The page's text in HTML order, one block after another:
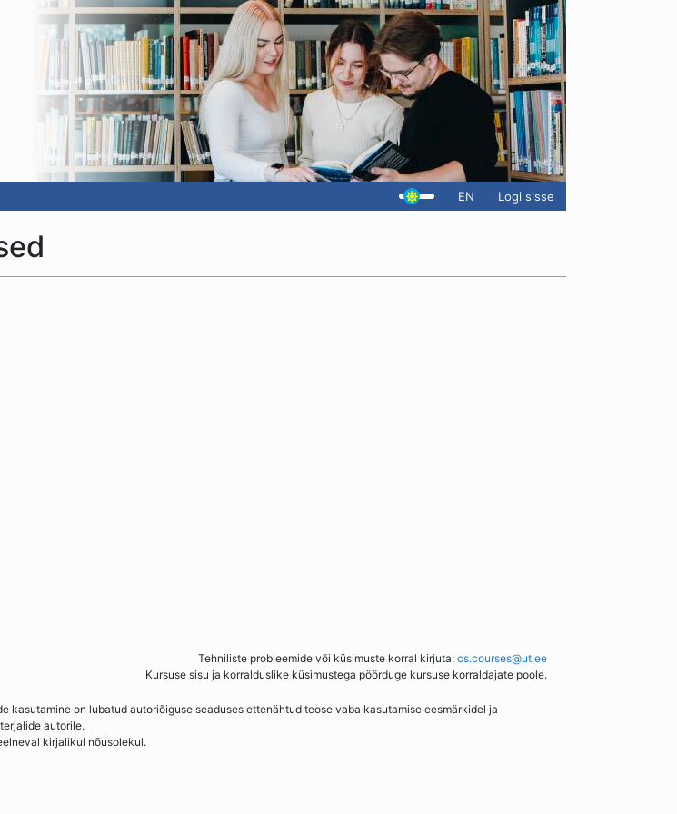
EN Logi sisse
Tehniliste probleemide või küsimuste korral kirjuta: cs.courses@ut.ee
Kursuse sisu ja korralduslike küsimustega pöörduge kursuse korraldajate poole.
on lubatud autoriõiguse seaduses ettenähtud teose vaba kasutamise eesmärkidel ja
autorile.
kirjalikul nõusolekul.